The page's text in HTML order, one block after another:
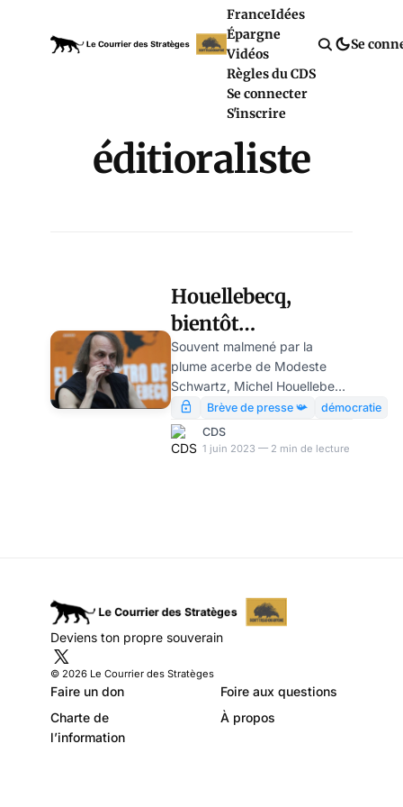
FranceIdées
Épargne
Vidéos
Règles du CDS
Se connecter
S'inscrire
Se
éditioraliste
Houellebecq,
bientôt
éditorialiste au
Courrier des
Stratèges ? par
Modeste Schwartz
Souvent malmené par la
plume acerbe de Modeste
Schwartz, Michel Houellebecq
semble néanmoins vouloir
rejoindre l’équipe du Courrier.
Comment interpréter
Brève de presse 📯
démocratie
CDS
1 juin 2023 — 2 min de lecture
Deviens ton propre souverain
© 2026 Le Courrier des Stratèges
Faire un don
Foire aux questions
Charte de
l’information
À propos